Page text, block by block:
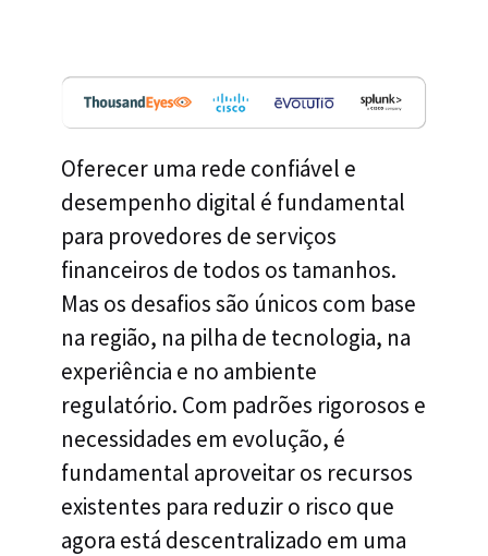
Oferecer uma rede confiável e
desempenho digital é fundamental
para provedores de serviços
financeiros de todos os tamanhos.
Mas os desafios são únicos com base
na região, na pilha de tecnologia, na
experiência e no ambiente
regulatório. Com padrões rigorosos e
necessidades em evolução, é
fundamental aproveitar os recursos
existentes para reduzir o risco que
agora está descentralizado em uma